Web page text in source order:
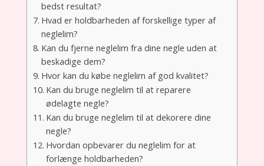
bedst resultat?
Hvad er holdbarheden af forskellige typer af
neglelim?
Kan du fjerne neglelim fra dine negle uden at
beskadige dem?
Hvor kan du købe neglelim af god kvalitet?
Kan du bruge neglelim til at reparere
ødelagte negle?
Kan du bruge neglelim til at dekorere dine
negle?
Hvordan opbevarer du neglelim for at
forlænge holdbarheden?